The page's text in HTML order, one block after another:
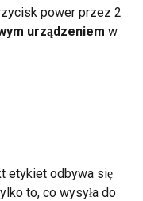
power przez 2
urządzeniem w
etykiet odbywa się
to, co wysyła do